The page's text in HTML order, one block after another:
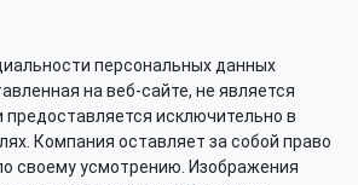
персональных данных
на веб-сайте, не является
предоставляется исключительно в
Компания оставляет за собой право
своему усмотрению. Изображения